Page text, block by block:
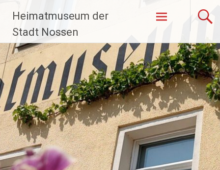
Inhalt
springen
Heimatmuseum der
Stadt Nossen